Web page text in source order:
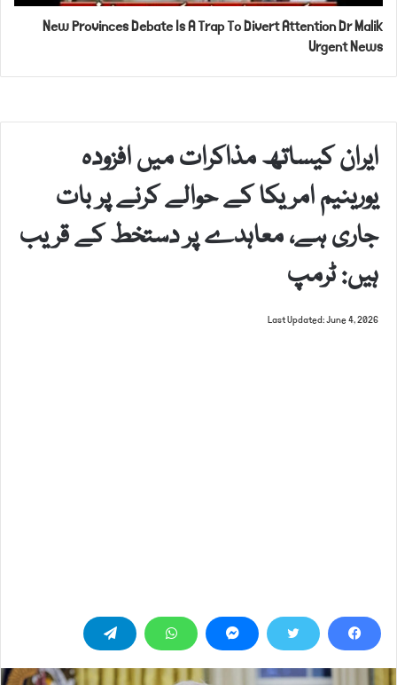
New Provinces Debate Is A Trap To Divert Attention Dr Malik
Urgent News